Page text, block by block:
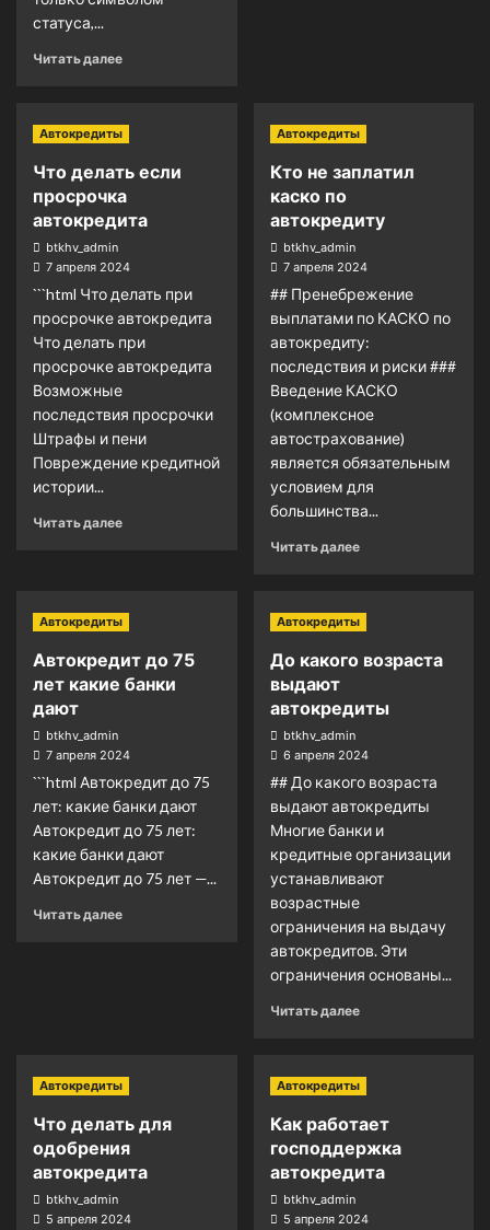
статуса,...
Читать далее
Автокредиты
Что делать если
просрочка
автокредита
btkhv_admin
7 апреля 2024
```html Что делать при
просрочке автокредита
Что делать при
просрочке автокредита
Возможные
последствия просрочки
Штрафы и пени
Повреждение кредитной
истории...
Читать далее
Автокредиты
Кто не заплатил
каско по
автокредиту
btkhv_admin
7 апреля 2024
## Пренебрежение
выплатами по КАСКО по
автокредиту:
последствия и риски ###
Введение КАСКО
(комплексное
автострахование)
является обязательным
условием для
большинства...
Читать далее
Автокредиты
Автокредит до 75
лет какие банки
дают
btkhv_admin
7 апреля 2024
```html Автокредит до 75
лет: какие банки дают
Автокредит до 75 лет:
какие банки дают
Автокредит до 75 лет —...
Читать далее
Автокредиты
До какого возраста
выдают
автокредиты
btkhv_admin
6 апреля 2024
## До какого возраста
выдают автокредиты
Многие банки и
кредитные организации
устанавливают
возрастные
ограничения на выдачу
автокредитов. Эти
ограничения основаны...
Читать далее
Автокредиты
Что делать для
одобрения
автокредита
btkhv_admin
5 апреля 2024
Автокредиты
Как работает
господдержка
автокредита
btkhv_admin
5 апреля 2024